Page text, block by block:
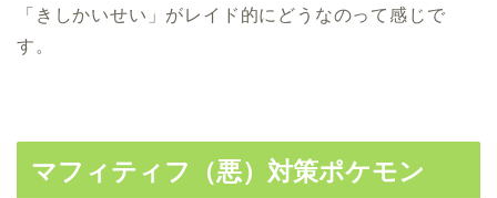
「きしかいせい」がレイド的にどうなのって感じで
す。
マフィティフ（悪）対策ポケモン